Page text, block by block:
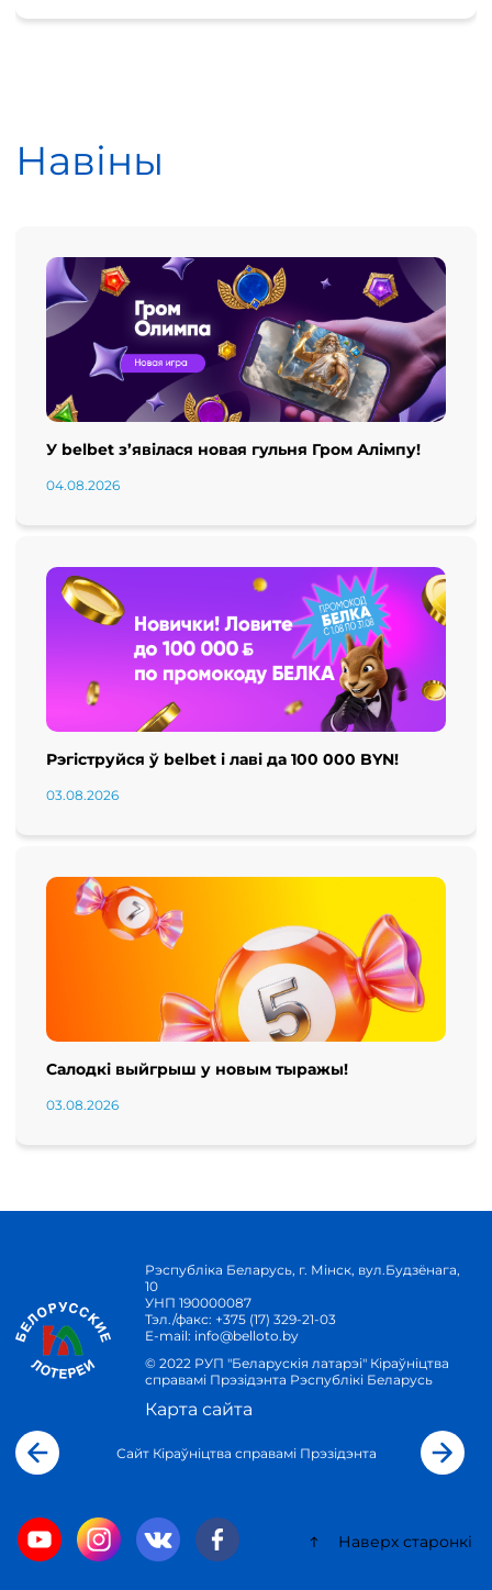
Навіны
У belbet з’явілася новая гульня Гром Алімпу!
04.08.2026
Рэгіструйся ў belbet і лаві да 100 000 BYN!
03.08.2026
Салодкі выйгрыш у новым тыражы!
03.08.2026
Рэспубліка Беларусь, г. Мінск, вул.Будзёнага,
10
УНП 190000087
Тэл./факс: +375 (17) 329-21-03
E-mail: info@belloto.by
© 2022 РУП "Беларускія латарэі" Кіраўніцтва
справамі Прэзідэнта Рэспублікі Беларусь
Карта сайта
Сайт Кіраўніцтва справамі Прэзідэнта
Наверх старонкі